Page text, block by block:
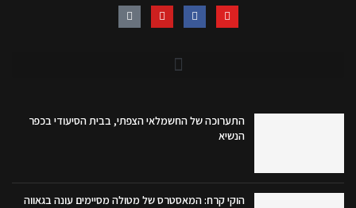
התערוכה של החשמלאי הצפתי, בבית הסיעודי בכפר
הנשיא
הוקי קרח: המאסטרס של מטולה מסיימים עונה בגאווה